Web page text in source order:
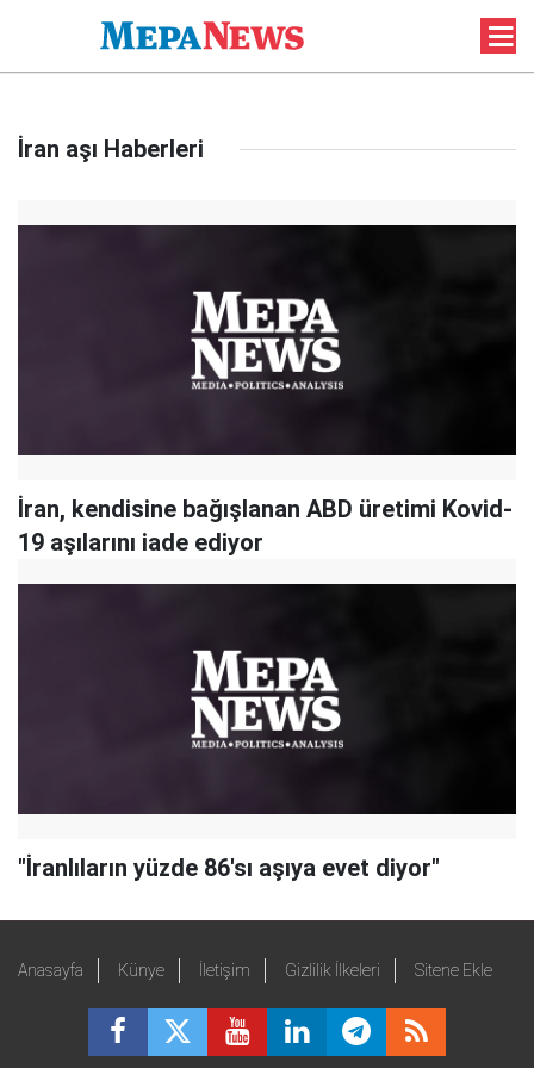
İran aşı Haberleri
İran, kendisine bağışlanan ABD üretimi Kovid-
19 aşılarını iade ediyor
"İranlıların yüzde 86'sı aşıya evet diyor"
Anasayfa Künye İletişim Gizlilik İlkeleri Sitene Ekle